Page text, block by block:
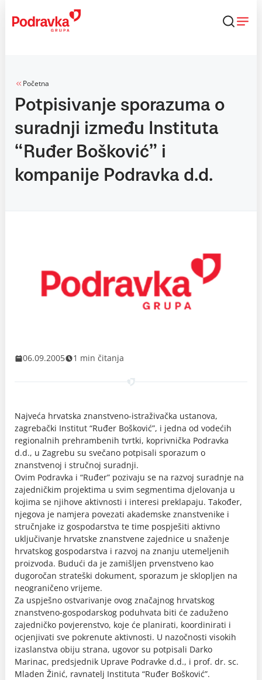
content
Početna
Potpisivanje sporazuma o
suradnji između Instituta
“Ruđer Bošković” i
kompanije Podravka d.d.
06.09.2005 1 min čitanja
Najveća hrvatska znanstveno-istraživačka ustanova,
zagrebački Institut “Ruđer Bošković”, i jedna od vodećih
regionalnih prehrambenih tvrtki, koprivnička Podravka
d.d., u Zagrebu su svečano potpisali sporazum o
znanstvenoj i stručnoj suradnji.
Ovim Podravka i “Ruđer” pozivaju se na razvoj suradnje na
zajedničkim projektima u svim segmentima djelovanja u
kojima se njihove aktivnosti i interesi preklapaju. Također,
njegova je namjera povezati akademske znanstvenike i
stručnjake iz gospodarstva te time pospješiti aktivno
uključivanje hrvatske znanstvene zajednice u snaženje
hrvatskog gospodarstva i razvoj na znanju utemeljenih
proizvoda. Budući da je zamišljen prvenstveno kao
dugoročan strateški dokument, sporazum je sklopljen na
neograničeno vrijeme.
Za uspješno ostvarivanje ovog značajnog hrvatskog
znanstveno-gospodarskog poduhvata biti će zaduženo
zajedničko povjerenstvo, koje će planirati, koordinirati i
ocjenjivati sve pokrenute aktivnosti. U nazočnosti visokih
izaslanstva obiju strana, ugovor su potpisali Darko
Marinac, predsjednik Uprave Podravke d.d., i prof. dr. sc.
Mladen Žinić, ravnatelj Instituta “Ruđer Bošković”.